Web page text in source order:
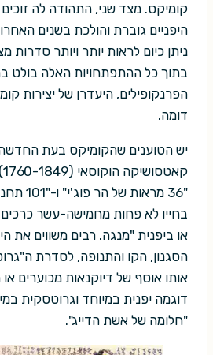
קומיקס. מצד שני, התהודה לה
היפניים גוברת והולכת בשנים
ניתן כיום לראות יותר ויותר סדרות
בתוך כל ההתפתחויות האלה בולט
הפרנקופילים, היעדרן של יצירות
דומה.
יש הטוענים שהקומיקס בעת
"36
בחייו לא פחות מחמישה-עשר כרכים
או ביפנית "מנגה. רבים משווים את
הסגנון, הקו והתנופה, לסדרת
אותו אוסף של דיוקנאות מכוערים או
דוגמה יפנית במיוחד וגרוטסקית
"חלומה של אשת הדייג".